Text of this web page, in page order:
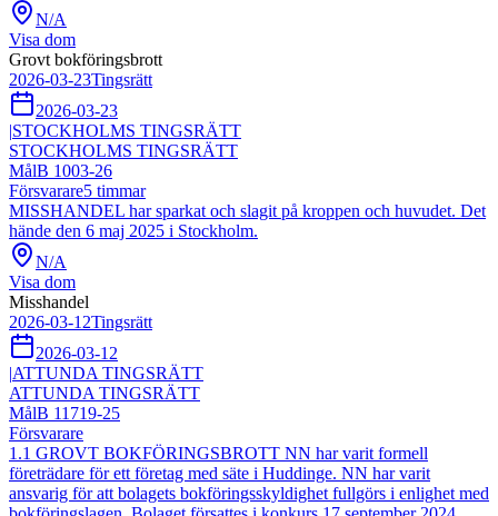
N/A
Visa dom
Grovt bokföringsbrott
2026-03-23Tingsrätt
2026-03-23
|STOCKHOLMS TINGSRÄTT
STOCKHOLMS TINGSRÄTT
MålB 1003-26
Försvarare5 timmar
MISSHANDEL har sparkat och slagit på kroppen och huvudet. Det
hände den 6 maj 2025 i Stockholm.
N/A
Visa dom
Misshandel
2026-03-12Tingsrätt
2026-03-12
|ATTUNDA TINGSRÄTT
ATTUNDA TINGSRÄTT
MålB 11719-25
Försvarare
1.1 GROVT BOKFÖRINGSBROTT NN har varit formell
företrädare för ett företag med säte i Huddinge. NN har varit
ansvarig för att bolagets bokföringsskyldighet fullgörs i enlighet med